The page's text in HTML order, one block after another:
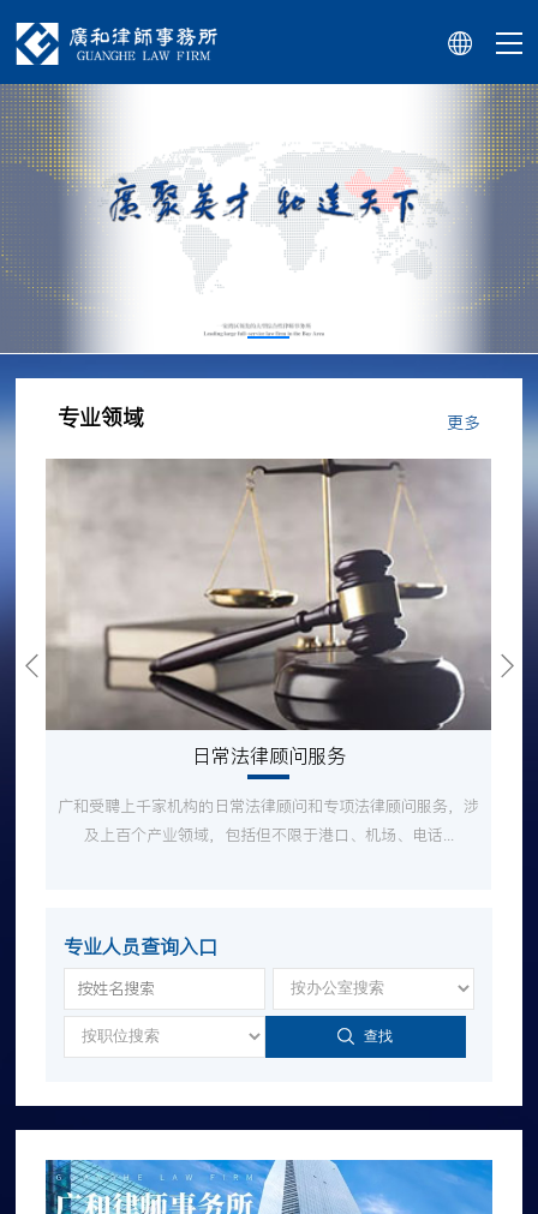
专业领域 更多
日常法律顾问服务
广和受聘上千家机构的日常法律顾问和专项法律顾问服务，涉
及上百个产业领域，包括但不限于港口、机场、电话...
专业人员查询入口
查找